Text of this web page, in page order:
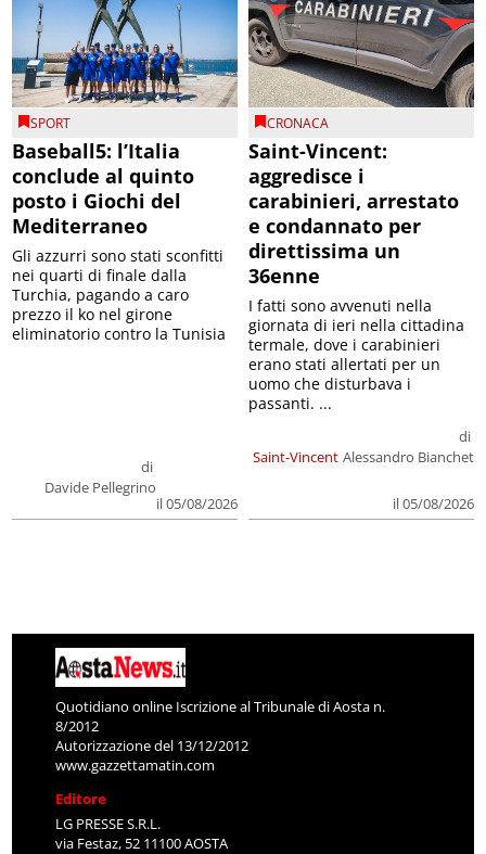
SPORT
Baseball5: l’Italia
conclude al quinto
posto i Giochi del
Mediterraneo
di
Davide Pellegrino
il 05/08/2026
Gli azzurri sono stati sconfitti
nei quarti di finale dalla
Turchia, pagando a caro
prezzo il ko nel girone
eliminatorio contro la Tunisia
CRONACA
Saint-Vincent:
aggredisce i
carabinieri, arrestato
e condannato per
direttissima un
36enne
Saint-Vincent
di
Alessandro Bianchet
il 05/08/2026
I fatti sono avvenuti nella
giornata di ieri nella cittadina
termale, dove i carabinieri
erano stati allertati per un
uomo che disturbava i
passanti. ...
Quotidiano online Iscrizione al Tribunale di Aosta n.
8/2012
Autorizzazione del 13/12/2012
www.gazzettamatin.com
Editore
LG PRESSE S.R.L.
via Festaz, 52 11100 AOSTA